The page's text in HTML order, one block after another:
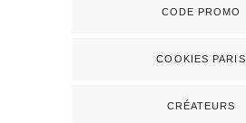
CODE PROMO
COOKIES PARIS
CRÉATEURS